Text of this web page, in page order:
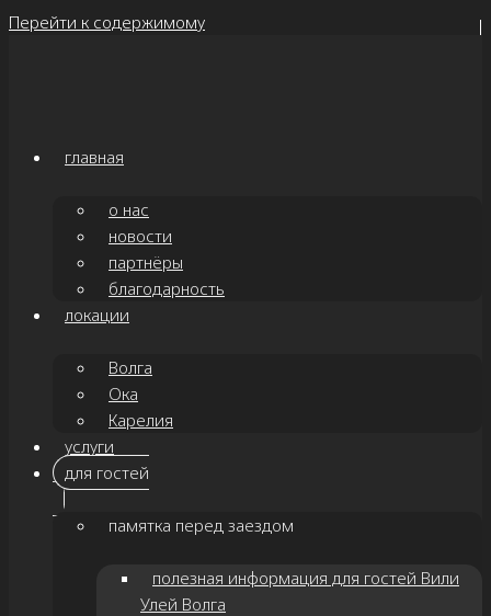
Перейти к содержимому
главная
о нас
новости
партнёры
благодарность
локации
Волга
Ока
Карелия
услуги
для гостей
памятка перед заездом
полезная информация для гостей Вили
Улей Волга